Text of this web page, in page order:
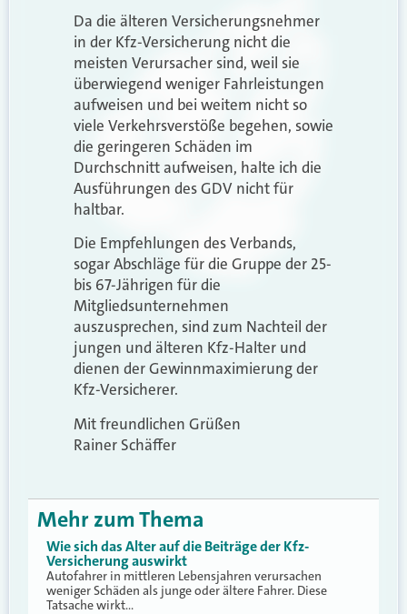
Da die älteren Versicherungsnehmer
in der Kfz-Versicherung nicht die
meisten Verursacher sind, weil sie
überwiegend weniger Fahrleistungen
aufweisen und bei weitem nicht so
viele Verkehrsverstöße begehen, sowie
die geringeren Schäden im
Durchschnitt aufweisen, halte ich die
Ausführungen des GDV nicht für
haltbar.
Die Empfehlungen des Verbands,
sogar Abschläge für die Gruppe der 25-
bis 67-Jährigen für die
Mitgliedsunternehmen
auszusprechen, sind zum Nachteil der
jungen und älteren Kfz-Halter und
dienen der Gewinnmaximierung der
Kfz-Versicherer.
Mit freundlichen Grüßen
Rainer Schäffer
Mehr zum Thema
Wie sich das Alter auf die Beiträge der Kfz-
Versicherung auswirkt
Autofahrer in mittleren Lebensjahren verursachen
weniger Schäden als junge oder ältere Fahrer. Diese
Tatsache wirkt…